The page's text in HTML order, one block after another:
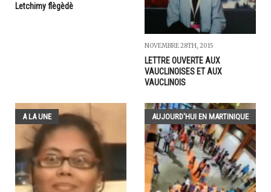
Letchimy flègèdè
NOVEMBRE 28TH, 2015
LETTRE OUVERTE AUX
VAUCLINOISES ET AUX
VAUCLINOIS
A LA UNE AUJOURD'HUI EN MARTINIQUE